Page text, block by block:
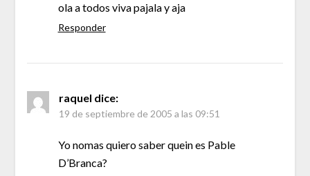
ola a todos viva pajala y aja
Responder
raquel dice:
19 de septiembre de 2005 a las 09:51
Yo nomas quiero saber quein es Pable
D’Branca?